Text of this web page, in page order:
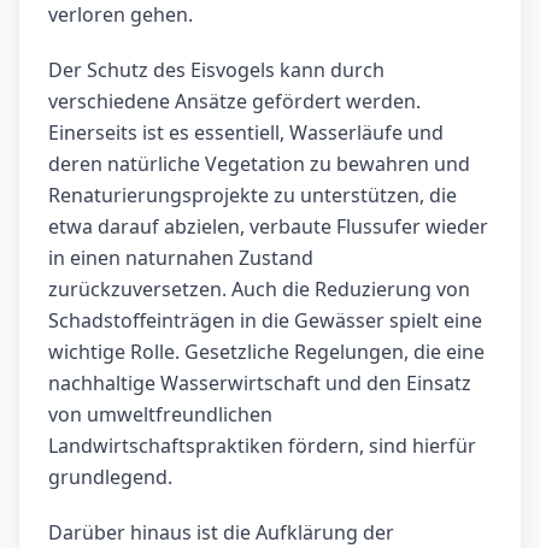
verloren gehen.
Der Schutz des Eisvogels kann durch
verschiedene Ansätze gefördert werden.
Einerseits ist es essentiell, Wasserläufe und
deren natürliche Vegetation zu bewahren und
Renaturierungsprojekte zu unterstützen, die
etwa darauf abzielen, verbaute Flussufer wieder
in einen naturnahen Zustand
zurückzuversetzen. Auch die Reduzierung von
Schadstoffeinträgen in die Gewässer spielt eine
wichtige Rolle. Gesetzliche Regelungen, die eine
nachhaltige Wasserwirtschaft und den Einsatz
von umweltfreundlichen
Landwirtschaftspraktiken fördern, sind hierfür
grundlegend.
Darüber hinaus ist die Aufklärung der